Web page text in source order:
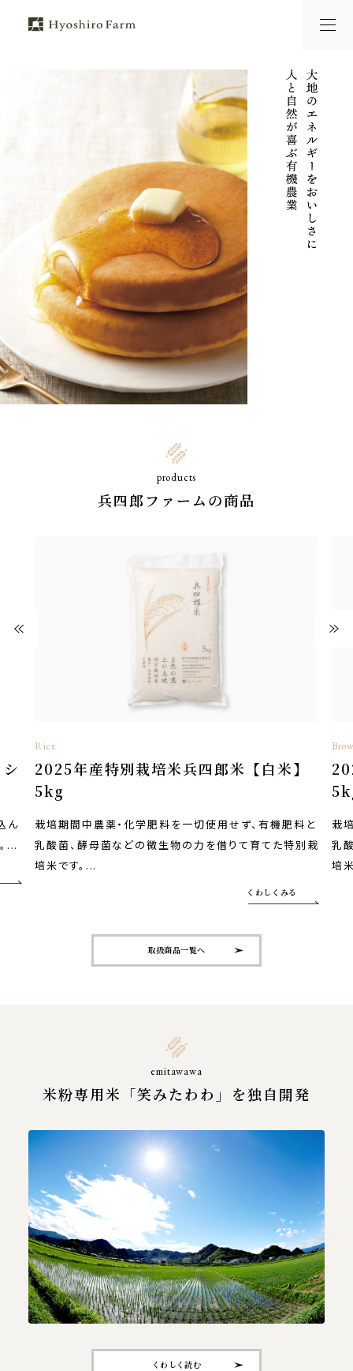
products
兵四郎ファームの商品
ん
...
Rice
2025年産特別栽培米兵四郎米【白米】
5kg
栽培期間中農薬・化学肥料を一切使用せず、有機肥料と
乳酸菌、酵母菌などの微生物の力を借りて育てた特別栽
培米です。...
くわしくみる
栽
乳
培
取扱商品一覧へ
emitawawa
米粉専用米「笑みたわわ」を独自開発
くわしく読む